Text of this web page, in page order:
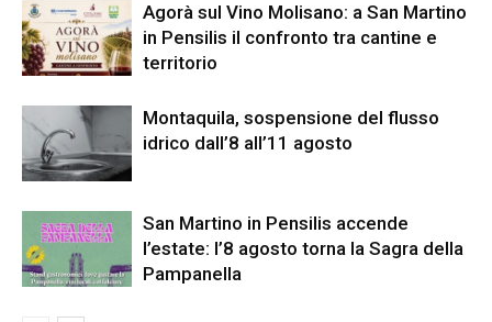
Agorà sul Vino Molisano: a San Martino
in Pensilis il confronto tra cantine e
territorio
Montaquila, sospensione del flusso
idrico dall’8 all’11 agosto
San Martino in Pensilis accende
l’estate: l’8 agosto torna la Sagra della
Pampanella